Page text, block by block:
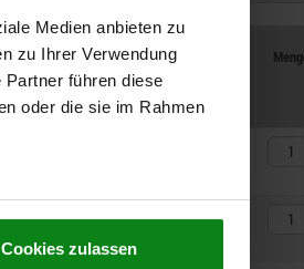
Medien anbieten zu
zu Ihrer Verwendung
führen diese
oder die sie im Rahmen
Cookies zulassen
Zubehör
NLM
CAD
Verfügbarkeit
04521-
10-1630
33,10 €